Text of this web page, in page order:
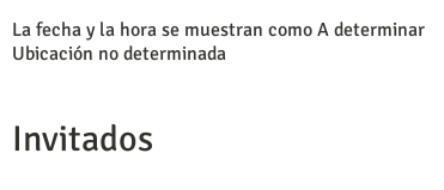
La fecha y la hora se muestran como A determinar
Ubicación no determinada
Invitados